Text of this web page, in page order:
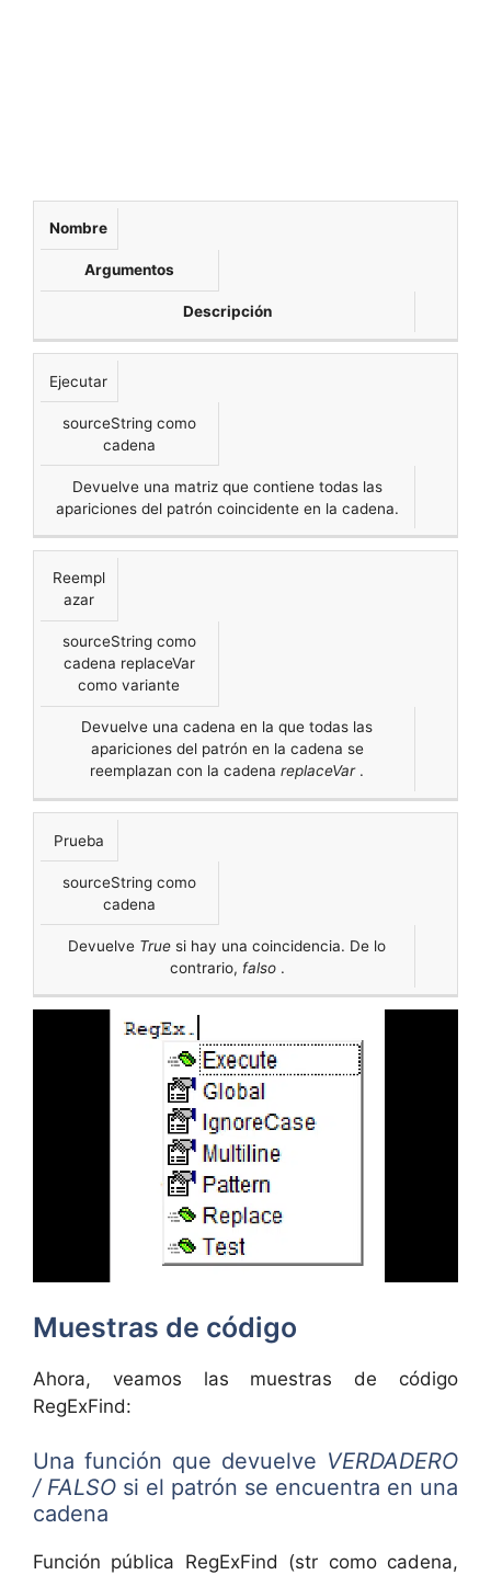
Nombre
Argumentos
Descripción
Ejecutar
sourceString como
cadena
Devuelve una matriz que contiene todas las
apariciones del patrón coincidente en la cadena.
Reempl
azar
sourceString como
cadena replaceVar
como variante
Devuelve una cadena en la que todas las
apariciones del patrón en la cadena se
reemplazan con la cadenareplaceVar.
Prueba
sourceString como
cadena
Devuelve True si hay una coincidencia. De lo
contrario, falso.
Muestras de código
Ahora, veamos las muestras de código
RegExFind:
Una función que devuelve VERDADERO
/ FALSO si el patrón se encuentra en una
cadena
Función pública RegExFind (str como cadena,